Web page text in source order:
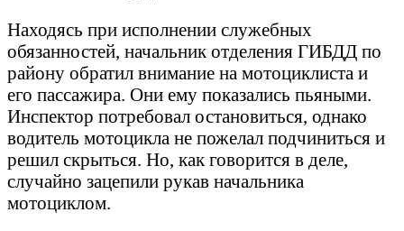
Находясь при исполнении служебных
обязанностей, начальник отделения ГИБДД по
району обратил внимание на мотоциклиста и
его пассажира. Они ему показались пьяными.
Инспектор потребовал остановиться, однако
водитель мотоцикла не пожелал подчиниться и
решил скрыться. Но, как говорится в деле,
случайно зацепили рукав начальника
мотоциклом.